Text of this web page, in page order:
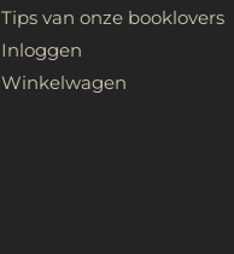
Tips van onze booklovers
Inloggen
Winkelwagen